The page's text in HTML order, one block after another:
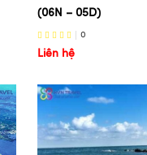
(06N – 05D)
0
Liên hệ